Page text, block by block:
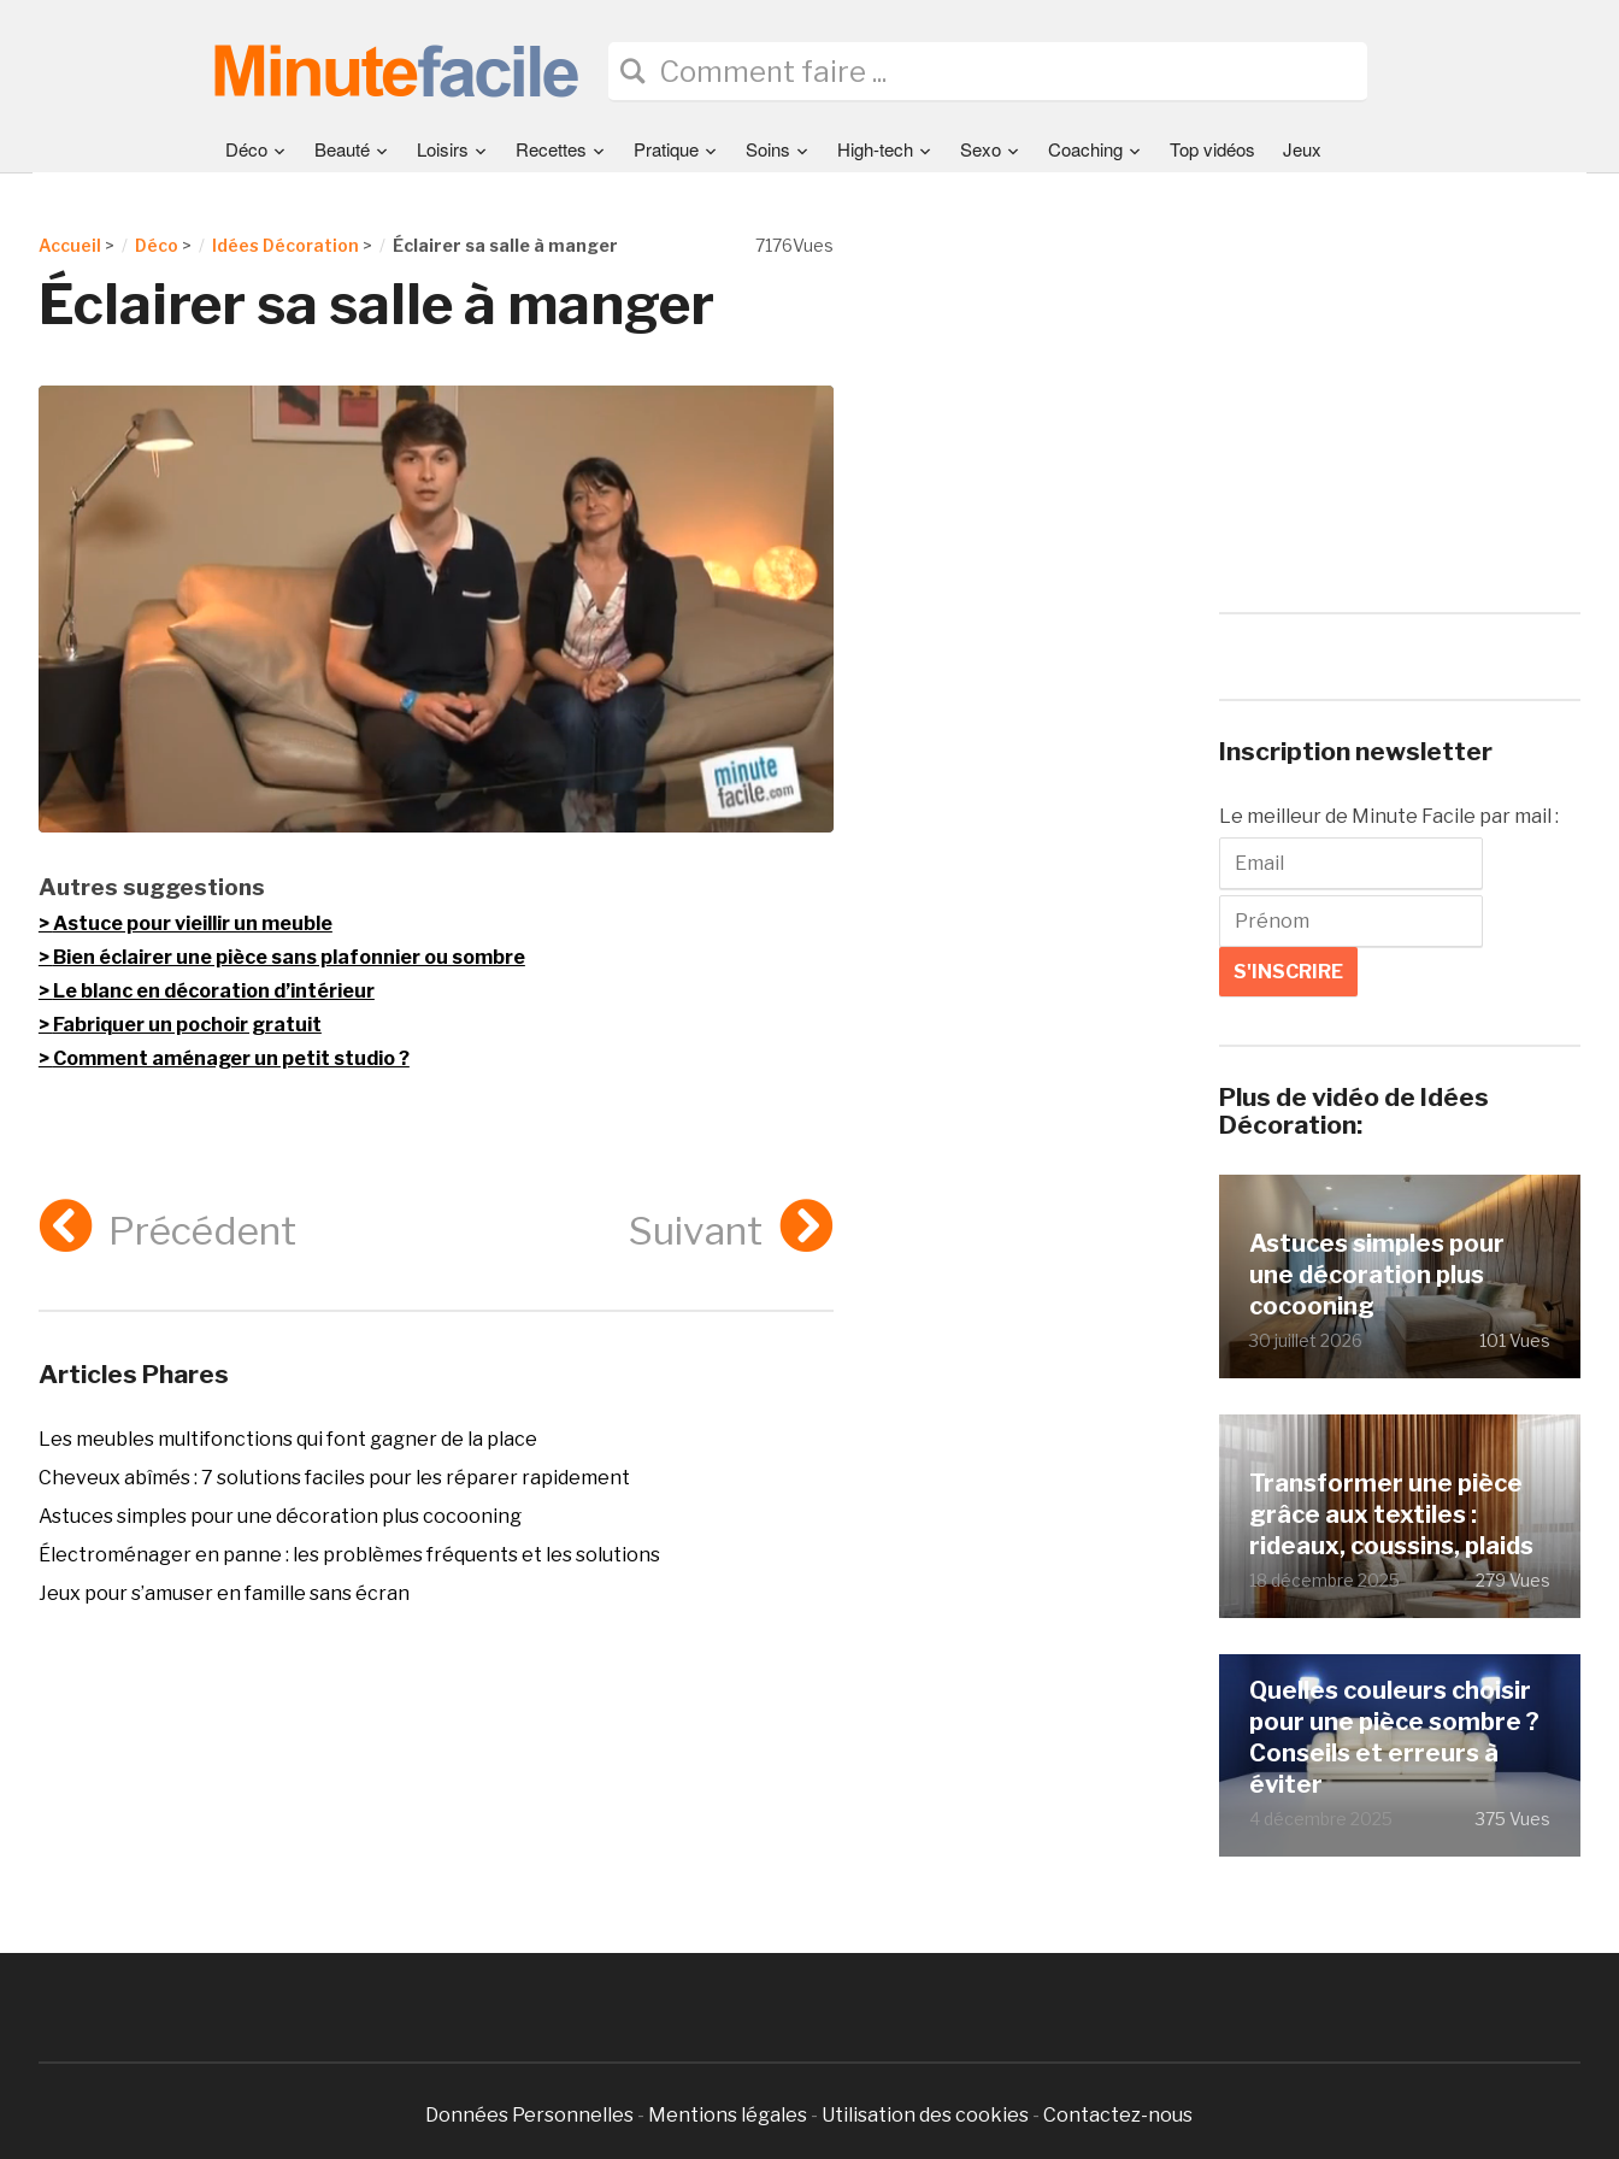
Déco Beauté Loisirs Recettes Pratique Soins High-tech Sexo Coaching Top vidéos Jeux
7176Vues
Accueil > Déco > Idées Décoration > Éclairer sa salle à manger
Éclairer sa salle à manger
Autres suggestions
Astuce pour vieillir un meuble
Bien éclairer une pièce sans plafonnier ou sombre
Le blanc en décoration d’intérieur
Fabriquer un pochoir gratuit
Comment aménager un petit studio ?
Précédent Suivant
Articles Phares
Les meubles multifonctions qui font gagner de la place
Cheveux abîmés : 7 solutions faciles pour les réparer rapidement
Astuces simples pour une décoration plus cocooning
Électroménager en panne : les problèmes fréquents et les solutions
Jeux pour s’amuser en famille sans écran
Inscription newsletter
Le meilleur de Minute Facile par mail :
Plus de vidéo de Idées
Décoration:
Astuces simples pour
une décoration plus
cocooning
30 juillet 2026 101 Vues
Transformer une pièce
grâce aux textiles :
rideaux, coussins, plaids
18 décembre 2025 279 Vues
Quelles couleurs choisir
pour une pièce sombre ?
Conseils et erreurs à
éviter
4 décembre 2025 375 Vues
Données Personnelles - Mentions légales - Utilisation des cookies -Contactez-nous